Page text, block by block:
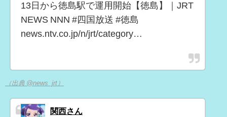
13日から徳島駅で運用開始【徳島】｜JRT
NEWS NNN #四国放送 #徳島
news.ntv.co.jp/n/jrt/category…
（出典 @news_jrt）
関西さん